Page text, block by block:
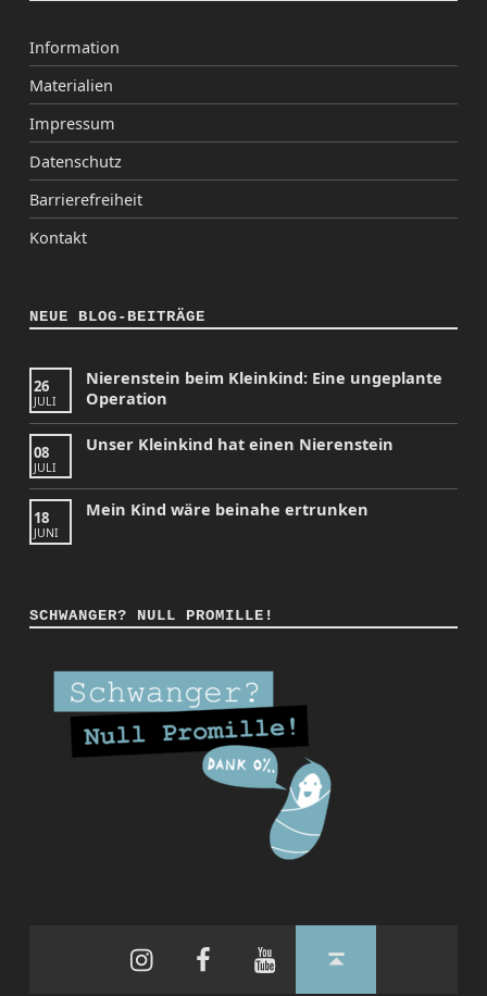
Information
Materialien
Impressum
Datenschutz
Barrierefreiheit
Kontakt
NEUE BLOG-BEITRÄGE
26
JULI
Nierenstein beim Kleinkind: Eine ungeplante
Operation
08
JULI
Unser Kleinkind hat einen Nierenstein
18
JUNI
Mein Kind wäre beinahe ertrunken
SCHWANGER? NULL PROMILLE!
FacebookYouTubeBack to top ↑